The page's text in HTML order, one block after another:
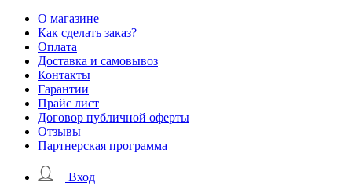
О магазине
Как сделать заказ?
Оплата
Доставка и самовывоз
Контакты
Гарантии
Прайс лист
Договор публичной оферты
Отзывы
Партнерская программа
Вход